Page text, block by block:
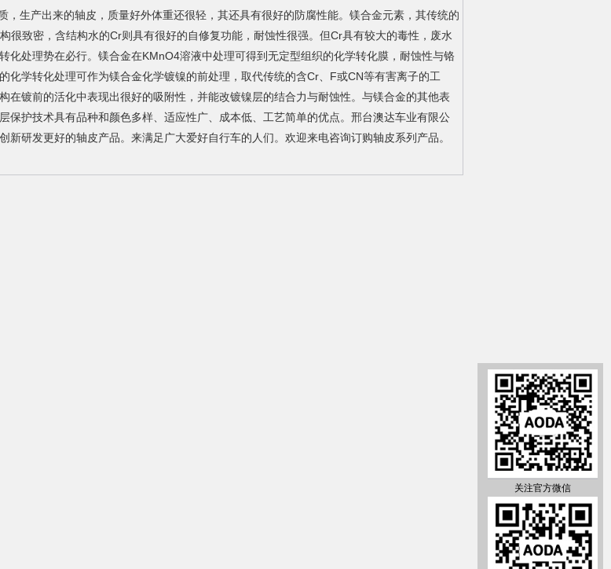
，生产出来的轴皮，质量好外体重还很轻，其还具有很好的防腐性能。镁合金元素，其传统的
很致密，含结构水的Cr则具有很好的自修复功能，耐蚀性很强。但Cr具有较大的毒性，废水
化处理势在必行。镁合金在KMnO4溶液中处理可得到无定型组织的化学转化膜，耐蚀性与铬
化学转化处理可作为镁合金化学镀镍的前处理，取代传统的含Cr、F或CN等有害离子的工
在镀前的活化中表现出很好的吸附性，并能改镀镍层的结合力与耐蚀性。与镁合金的其他表
保护技术具有品种和颜色多样、适应性广、成本低、工艺简单的优点。邢台澳达车业有限公
新研发更好的轴皮产品。来满足广大爱好自行车的人们。欢迎来电咨询订购轴皮系列产品。
关注官方微信